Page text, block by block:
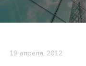
19 апреля, 2012